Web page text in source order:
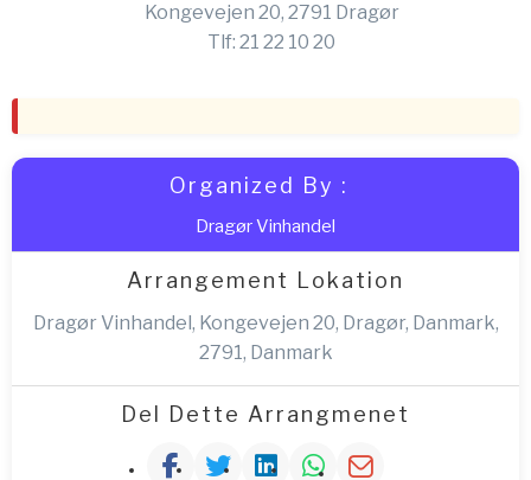
Kongevejen 20, 2791 Dragør
Tlf: 21 22 10 20
Organized By :
Dragør Vinhandel
Arrangement Lokation
Dragør Vinhandel, Kongevejen 20, Dragør, Danmark,
2791, Danmark
Del Dette Arrangmenet